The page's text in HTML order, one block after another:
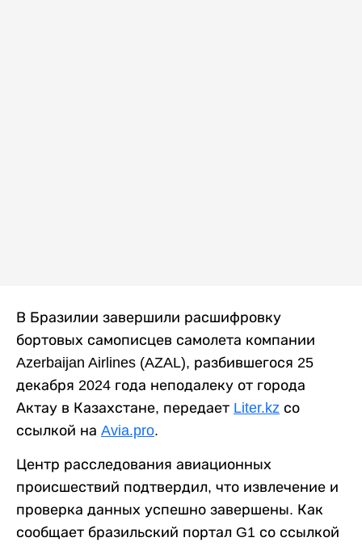
В Бразилии завершили расшифровку
бортовых самописцев самолета компании
Azerbaijan Airlines (AZAL), разбившегося 25
декабря 2024 года неподалеку от города
Актау в Казахстане, передает Liter.kz со
ссылкой на Avia.pro.
Центр расследования авиационных
происшествий подтвердил, что извлечение и
проверка данных успешно завершены. Как
сообщает бразильский портал G1 со ссылкой